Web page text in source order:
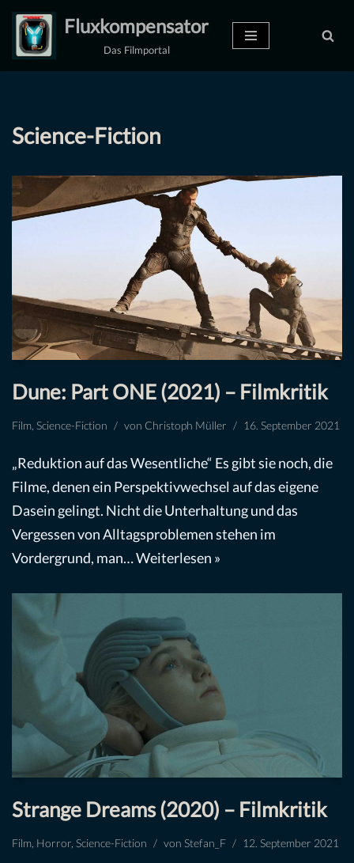
Zum
Inhalt
Fluxkompensator
Das Filmportal
Science-Fiction
Dune: Part ONE (2021) – Filmkritik
Film Science-Fiction von Christoph Müller 16. September 2021
„Reduktion auf das Wesentliche“ Es gibt sie noch, die
Filme, denen ein Perspektivwechsel auf das eigene
Dasein gelingt. Nicht die Unterhaltung und das
Vergessen von Alltagsproblemen stehen im
Vordergrund, man…Weiterlesen »
Strange Dreams (2020) – Filmkritik
Film Horror Science-Fiction von Stefan_F 12. September 2021